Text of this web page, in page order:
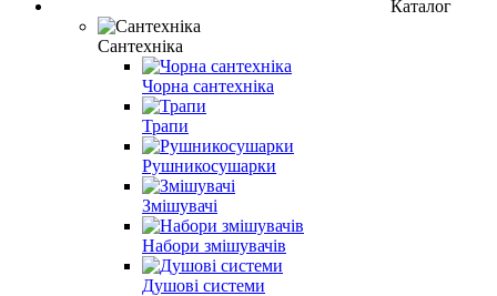
Каталог
Сантехніка
Чорна сантехніка
Трапи
Рушникосушарки
Змішувачі
Набори змішувачів
Душові системи